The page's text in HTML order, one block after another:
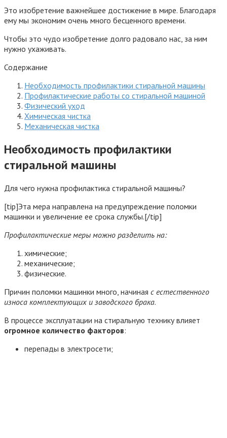
Это изобретение важнейшее достижение в мире. Благодаря
ему мы экономим очень много бесценного времени.
Чтобы это чудо изобретение долго радовало нас, за ним
нужно ухаживать.
Содержание
Необходимость профилактики стиральной машины
Профилактические работы со стиральной машиной
Физический уход
Химическая чистка
Механическая чистка
Необходимость профилактики
стиральной машины
Для чего нужна профилактика стиральной машины?
[tip]Эта мера направлена на предупреждение поломки
машинки и увеличение ее срока службы.[/tip]
Профилактические меры можно разделить на:
химические;
механические;
физические.
Причин поломки машинки много, начиная с естественного
износа комплектующих и заводского брака.
В процессе эксплуатации на стиральную технику влияет
огромное количество факторов:
перепады в электросети;